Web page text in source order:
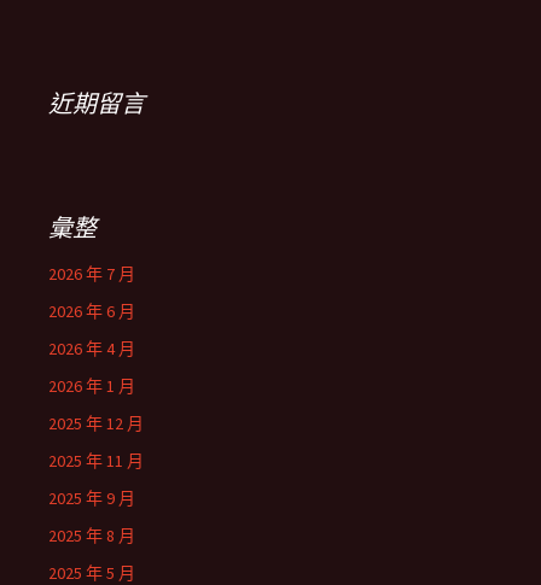
近期留言
彙整
2026 年 7 月
2026 年 6 月
2026 年 4 月
2026 年 1 月
2025 年 12 月
2025 年 11 月
2025 年 9 月
2025 年 8 月
2025 年 5 月